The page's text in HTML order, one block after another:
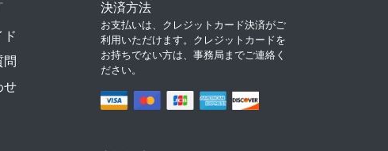
ド
問
せ
決済方法
お支払いは、クレジットカード決済がご
利用いただけます。クレジットカードを
お持ちでない方は、事務局までご連絡く
ださい。